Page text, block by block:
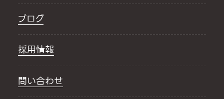
ブログ
採用情報
問い合わせ